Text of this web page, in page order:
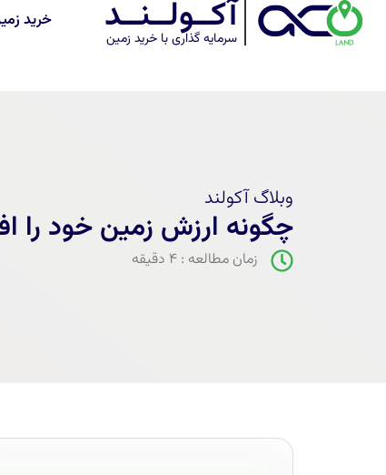
آکــولــنــد
سرمایه گذاری با خرید زمین
خرید
وبلاگ آکولند
چگونه ارزش زمین خود را
زمان مطالعه : ۴ دقیقه